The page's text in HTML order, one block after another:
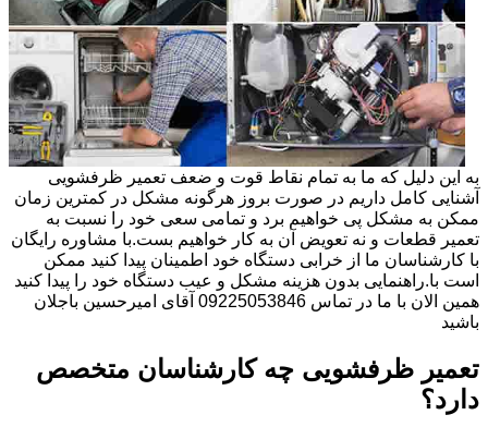
به این دلیل که ما به تمام نقاط قوت و ضعف تعمیر ظرفشویی
آشنایی کامل داریم در صورت بروز هرگونه مشکل در کمترین زمان
ممکن به مشکل پی خواهیم برد و تمامی سعی خود را نسبت به
تعمیر قطعات و نه تعویض آن به کار خواهیم بست.با مشاوره رایگان
با کارشناسان ما از خرابی دستگاه خود اطمینان پیدا کنید ممکن
است با.راهنمایی بدون هزینه مشکل و عیب دستگاه خود را پیدا کنید
همین الان با ما در تماس 09225053846 آقای امیرحسین باجلان
باشید
تعمیر ظرفشویی چه کارشناسان متخصص
دارد؟